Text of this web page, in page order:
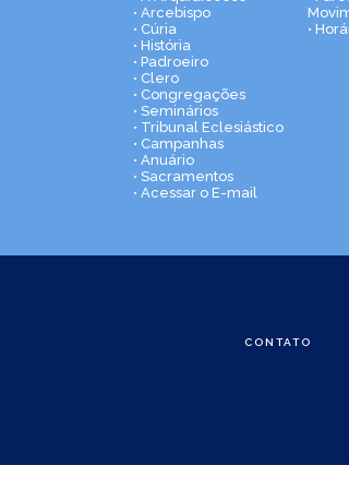
• Arcebispo
• Cúria
• História
• Padroeiro
• Clero
• Congregações
• Seminários
• Tribunal Eclesiástico
• Campanhas
• Anuário
• Sacramentos
• Acessar o E-mail
•
CONTATO